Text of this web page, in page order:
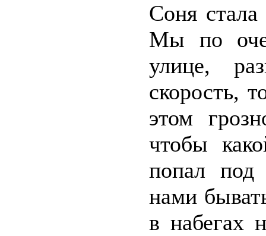
Соня
Мы по
улице,
скорость,
этом
чтобы
попал под
нами
в набегах